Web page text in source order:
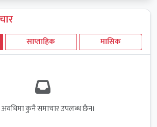
साप्ताहिक मासिक
कुनै समाचार उपलब्ध छैन।